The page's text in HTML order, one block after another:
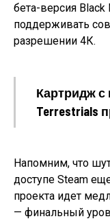
бета-версия
поддерживать
разрешении 4К.
Картридж с
Terrestrials
Напомним, что
доступе Steam
проекта идет
— финальный